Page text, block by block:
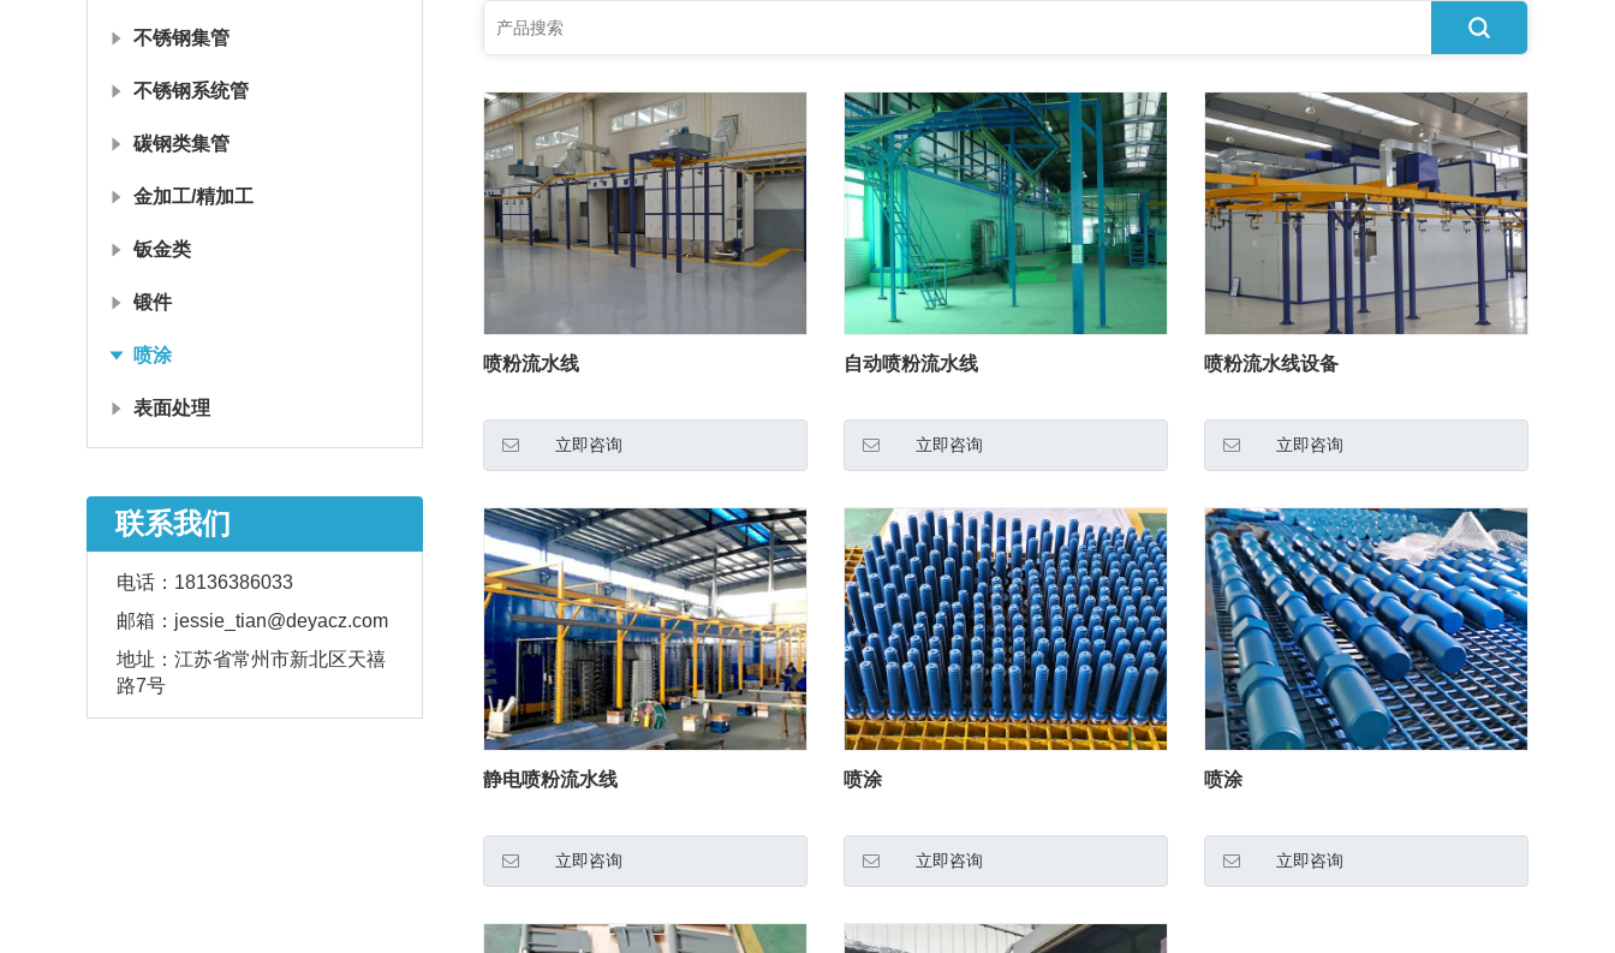
不锈钢集管
不锈钢系统管
碳钢类集管
金加工/精加工
钣金类
锻件
喷涂
表面处理
联系我们
电话： 18136386033
邮箱： jessie_tian@deyacz.com
地址： 江苏省常州市新北区天禧
路7号
喷粉流水线
立即咨询
自动喷粉流水线
立即咨询
喷粉流水线设备
立即咨询
静电喷粉流水线
立即咨询
喷涂
立即咨询
喷涂
立即咨询